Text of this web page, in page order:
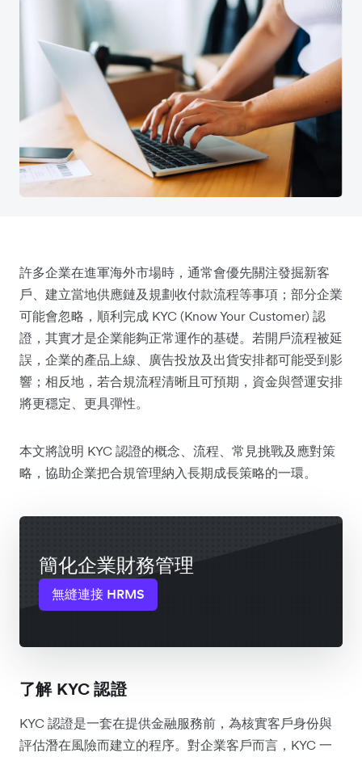
許多企業在進軍海外市場時，通常會優先關注發掘新客
戶、建立當地供應鏈及規劃收付款流程等事項；部分企業
可能會忽略，順利完成 KYC (Know Your Customer) 認
證，其實才是企業能夠正常運作的基礎。若開戶流程被延
誤，企業的產品上線、廣告投放及出貨安排都可能受到影
響；相反地，若合規流程清晰且可預期，資金與營運安排
將更穩定、更具彈性。
本文將說明 KYC 認證的概念、流程、常見挑戰及應對策
略，協助企業把合規管理納入長期成長策略的一環。
簡化企業財務管理
無縫連接 HRMS
了解 KYC 認證
KYC 認證是一套在提供金融服務前，為核實客戶身份與
評估潛在風險而建立的程序。對企業客戶而言，KYC 一